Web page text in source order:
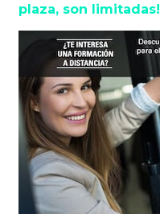
plaza, son limitadas!